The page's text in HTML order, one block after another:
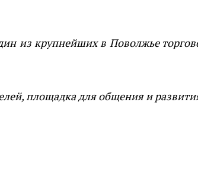
из крупнейших в Поволжье
площадка для общения и